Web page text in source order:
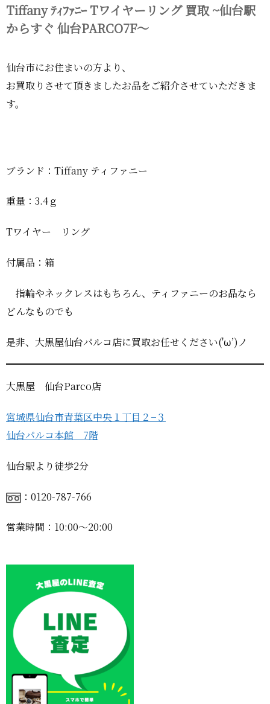
Tiffany ﾃｨﾌｧﾆｰ Tワイヤーリング 買取 ~仙台駅
からすぐ 仙台PARCO7F～
仙台市にお住まいの方より、
お買取りさせて頂きましたお品をご紹介させていただきま
す。
ブランド：Tiffany ティファニー
重量：3.4ｇ
Tワイヤー リング
付属品：箱
指輪やネックレスはもちろん、ティファニーのお品なら
どんなものでも
是非、大黒屋仙台パルコ店に買取お任せください('ω’)ノ
大黒屋 仙台Parco店
宮城県仙台市青葉区中央１丁目２−３
仙台パルコ本館 7階
仙台駅より徒歩2分
：0120-787-766
営業時間：10:00〜20:00